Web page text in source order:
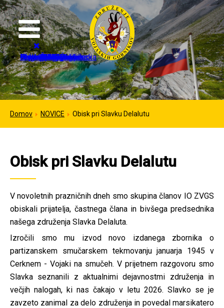
Domov
Organizacija
Izvršilni odbor
Častni člani ZVGS
In memoriam
Pristopnica
Dokumenti
Kontakti
Sponzorji
Strokovne dejavnosti
Planinske poti Slovenska pot
Prelaz Lagazuoi
Čez Kozjek na Kališče
Mednarodno sodelovanje
IFMS dnevi
IFMS kongresi
Italija
Nemčija
ZDA
Francija
Avstrija
Črna gora
Galerija
Kontakt
Novice
Dogodki
Domov NOVICE Obisk pri Slavku Delalutu
Obisk pri Slavku Delalutu
V novoletnih prazničnih dneh smo skupina članov IO ZVGS
obiskali prijatelja, častnega člana in bivšega predsednika
našega združenja Slavka Delaluta.
Izročili smo mu izvod novo izdanega zbornika o
partizanskem smučarskem tekmovanju januarja 1945 v
Cerknem - Vojaki na smučeh. V prijetnem razgovoru smo
Slavka seznanili z aktualnimi dejavnostmi združenja in
večjih nalogah, ki nas čakajo v letu 2026. Slavko se je
zavzeto zanimal za delo združenja in povedal marsikatero